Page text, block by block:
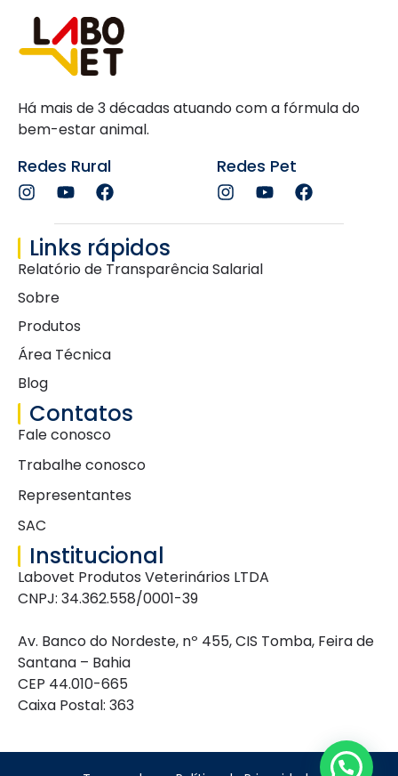
Há mais de 3 décadas atuando com a fórmula do
bem-estar animal.
Redes Rural Redes Pet
Links rápidos
Relatório de Transparência Salarial
Sobre
Produtos
Área Técnica
Blog
Contatos
Fale conosco
Trabalhe conosco
Representantes
SAC
Institucional
Labovet Produtos Veterinários LTDA
CNPJ: 34.362.558/0001-39
Av. Banco do Nordeste, nº 455, CIS Tomba, Feira de
Santana – Bahia
CEP 44.010-665
Caixa Postal: 363